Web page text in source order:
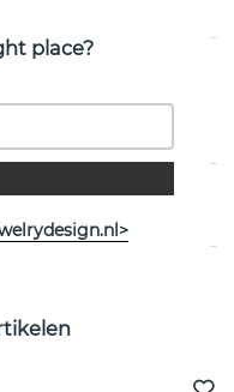
hanger/ketting van
place?